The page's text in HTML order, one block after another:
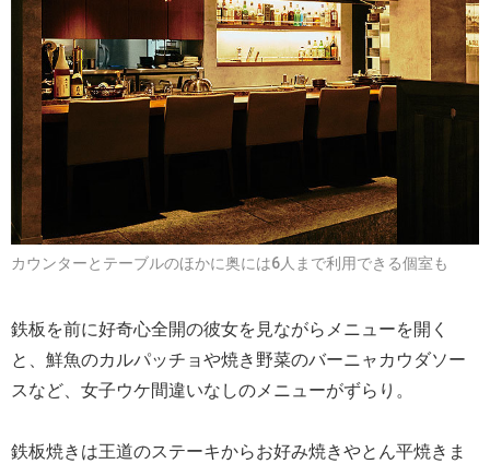
カウンターとテーブルのほかに奥には6人まで利用できる個室も
鉄板を前に好奇心全開の彼女を見ながらメニューを開く
と、鮮魚のカルパッチョや焼き野菜のバーニャカウダソー
スなど、女子ウケ間違いなしのメニューがずらり。
鉄板焼きは王道のステーキからお好み焼きやとん平焼きま